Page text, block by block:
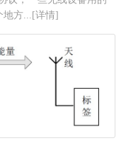
地方...[详情]